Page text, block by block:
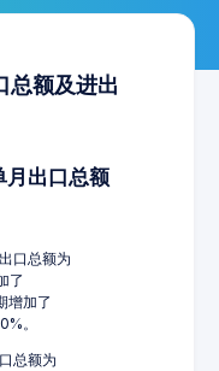
总额及进出
月出口总额
口总额为
了
增加了
。
总额为